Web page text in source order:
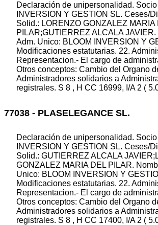
Declaración de unipersonalidad.
INVERSION Y GESTION SL. Ceses/
Solid.: LORENZO GONZALEZ MARIA
PILAR;GUTIERREZ ALCALA
Adm. Unico: BLOOM INVERSION Y
Modificaciones estatutarias. 22.
Representacion.- El cargo de
Otros conceptos: Cambio del Organo
Administradores solidarios a
registrales. S 8 , H CC 16999, I/A 2 (
77038 - PLASELEGANCE SL.
Declaración de unipersonalidad.
INVERSION Y GESTION SL. Ceses/
Solid.: GUTIERREZ ALCALA
GONZALEZ MARIA DEL PILAR.
Unico: BLOOM INVERSION Y
Modificaciones estatutarias. 22.
Representacion.- El cargo de
Otros conceptos: Cambio del Organo
Administradores solidarios a
registrales. S 8 , H CC 17400, I/A 2 (